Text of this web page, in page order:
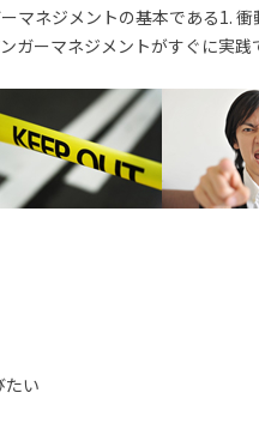
マネジメントの基本である1.
ーマネジメントがすぐに実践
たい